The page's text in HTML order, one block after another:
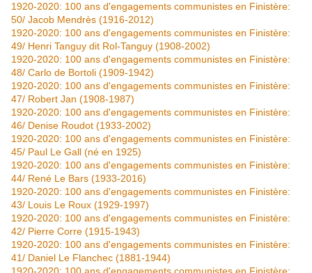
1920-2020: 100 ans d'engagements communistes en Finistère:
50/ Jacob Mendrès (1916-2012)
1920-2020: 100 ans d'engagements communistes en Finistère:
49/ Henri Tanguy dit Rol-Tanguy (1908-2002)
1920-2020: 100 ans d'engagements communistes en Finistère:
48/ Carlo de Bortoli (1909-1942)
1920-2020: 100 ans d'engagements communistes en Finistère:
47/ Robert Jan (1908-1987)
1920-2020: 100 ans d'engagements communistes en Finistère:
46/ Denise Roudot (1933-2002)
1920-2020: 100 ans d'engagements communistes en Finistère:
45/ Paul Le Gall (né en 1925)
1920-2020: 100 ans d'engagements communistes en Finistère:
44/ René Le Bars (1933-2016)
1920-2020: 100 ans d'engagements communistes en Finistère:
43/ Louis Le Roux (1929-1997)
1920-2020: 100 ans d'engagements communistes en Finistère:
42/ Pierre Corre (1915-1943)
1920-2020: 100 ans d'engagements communistes en Finistère:
41/ Daniel Le Flanchec (1881-1944)